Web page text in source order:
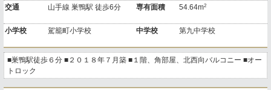
交通 山手線 巣鴨駅 徒歩6分 専有面積 54.64m2
小学校 駕籠町小学校 中学校 第九中学校
■巣鴨駅徒歩６分 ■２０１８年７月築 ■１階、角部屋、北西向バルコニー ■オー
トロック